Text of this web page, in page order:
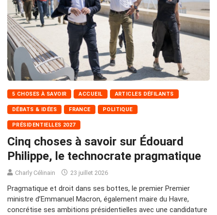
5 CHOSES À SAVOIR ACCUEIL ARTICLES DÉFILANTS
DÉBATS & IDÉES FRANCE POLITIQUE
PRÉSIDENTIELLES 2027
Cinq choses à savoir sur Édouard
Philippe, le technocrate pragmatique
Charly Célinain 23 juillet 2026
Pragmatique et droit dans ses bottes, le premier Premier
ministre d’Emmanuel Macron, également maire du Havre,
concrétise ses ambitions présidentielles avec une candidature